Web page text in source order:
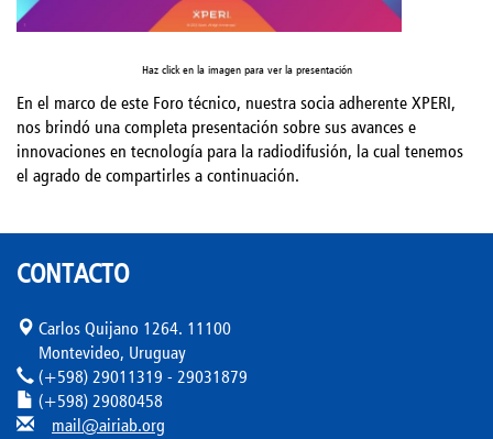
Haz click en la imagen para ver la presentación
En el marco de este Foro técnico, nuestra socia adherente XPERI,
nos brindó una completa presentación sobre sus avances e
innovaciones en tecnología para la radiodifusión, la cual tenemos
el agrado de compartirles a continuación.
CONTACTO
Carlos Quijano 1264. 11100
Montevideo, Uruguay
(+598) 29011319 - 29031879
(+598) 29080458
mail@airiab.org